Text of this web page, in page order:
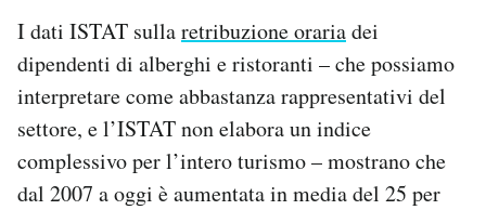
I dati ISTAT sullaretribuzione orariadei
dipendenti di alberghi e ristoranti – che possiamo
interpretare come abbastanza rappresentativi del
settore, e l’ISTAT non elabora un indice
complessivo per l’intero turismo – mostrano che
dal 2007 a oggi è aumentata in media del 25 per